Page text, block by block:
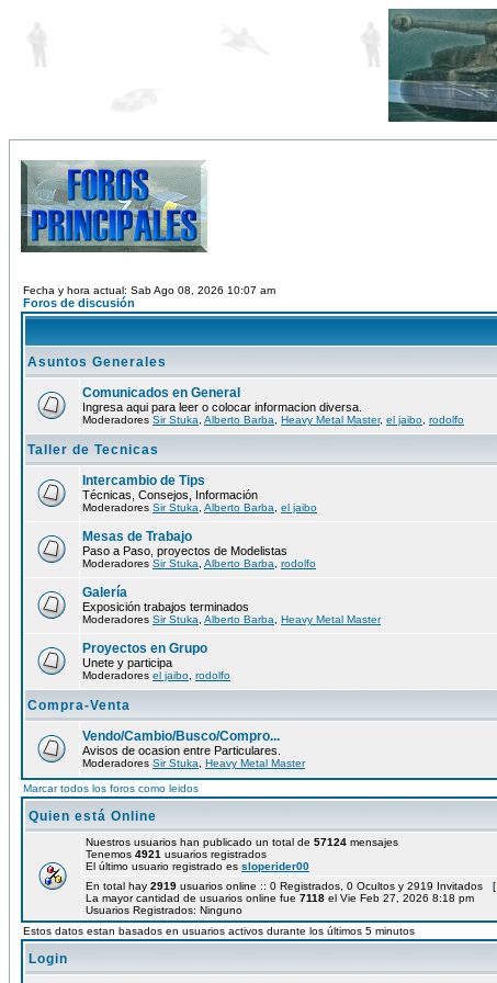
Fecha y hora actual: Sab Ago 08, 2026 10:07 am
Foros de discusión
Asuntos Generales
Comunicados en General
Ingresa aqui para leer o colocar informacion diversa.
Moderadores Sir Stuka Alberto Barba Heavy Metal Master, el jaibo rodolfo
Taller de Tecnicas
Intercambio de Tips
Técnicas, Consejos, Información
Moderadores Sir Stuka Alberto Barba el jaibo
Mesas de Trabajo
Paso a Paso, proyectos de Modelistas
Moderadores Sir Stuka Alberto Barba rodolfo
Galería
Exposición trabajos terminados
Moderadores Sir Stuka Alberto Barba Heavy Metal Master
Proyectos en Grupo
Unete y participa
Moderadores el jaibo rodolfo
Compra-Venta
Vendo/Cambio/Busco/Compro...
Avisos de ocasion entre Particulares.
Moderadores Sir Stuka Heavy Metal Master
Marcar todos los foros como leidos
Quien está Online
Nuestros usuarios han publicado un total de 57124 mensajes
Tenemos 4921 usuarios registrados
El último usuario registrado es sloperider00
En total hay 2919 usuarios online :: 0 Registrados, 0 Ocultos y 2919 Invitados [
La mayor cantidad de usuarios online fue 7118 el Vie Feb 27, 2026 8:18 pm
Usuarios Registrados: Ninguno
Estos datos estan basados en usuarios activos durante los últimos 5 minutos
Login